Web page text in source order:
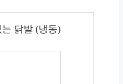
닭발 (냉동)